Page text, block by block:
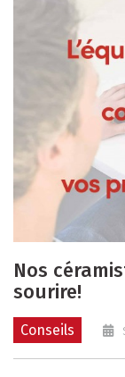
Nos
sourire!
Conseils